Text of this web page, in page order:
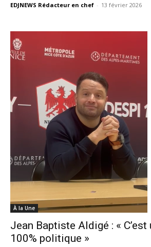
EDJNEWS Rédacteur en chef - 13 février 2026
À la Une
Jean Baptiste Aldigé : «
100% politique »